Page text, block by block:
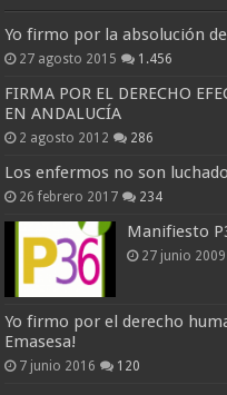
Yo firmo por la absolución
27 agosto 2015 1.456
FIRMA POR EL DERECHO
EN ANDALUCÍA
2 agosto 2012 286
Los enfermos no son
26 febrero 2017 234
Manifiesto
27 junio 2009
Yo firmo por el derecho
Emasesa!
7 junio 2016 120